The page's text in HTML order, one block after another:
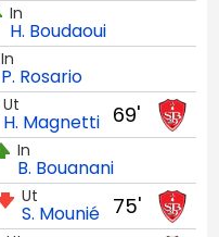
In
H. Boudaoui
In
P. Rosario
69'
Ut
H. Magnetti
In
B. Bouanani
75'
Ut
S. Mounié